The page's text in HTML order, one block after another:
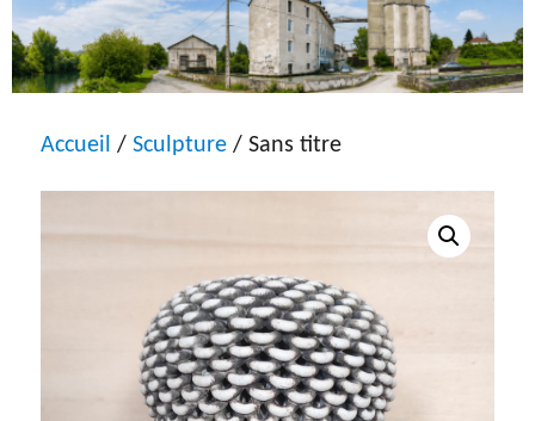
Accueil /Sculpture / Sans titre